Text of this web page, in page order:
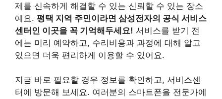
제를 신속하게 해결할 수 있는 신뢰할 수 있는 장소
예요. 평택 지역 주민이라면 삼성전자의 공식 서비스
센터인 이곳을 꼭 기억해두세요! 서비스를 받기 전
에는 미리 예약하고, 수리비용과 과정에 대해 알고
있으면 더욱 편리하게 이용할 수 있어요.
지금 바로 필요할 경우 정보를 확인하고, 서비스센
터에 방문해 보세요. 여러분의 스마트폰을 전문가에